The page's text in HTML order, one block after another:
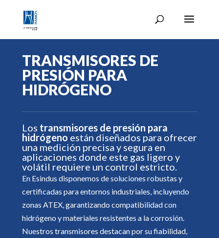
TRANSMISORES DE
PRESIÓN PARA
HIDRÓGENO
Los transmisores de presión para
hidrógeno están diseñados para ofrecer
una medición precisa y segura en
aplicaciones donde este gas ligero y
volátil requiere un control estricto.
En Esindus disponemos de soluciones robustas y
certificadas para entornos industriales, incluyendo
zonas ATEX, garantizando compatibilidad con
hidrógeno y materiales resistentes a la corrosión.
Nuestros transmisores destacan por su fiabilidad,